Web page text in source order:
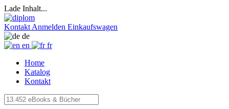
Lade Inhalt...
Kontakt Anmelden Einkaufswagen
de
en
fr
Home
Katalog
Kontakt